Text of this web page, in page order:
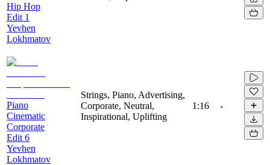
Hip Hop
Edit 1
Yevhen
Lokhmatov
Piano
Cinematic
Corporate
Edit 6
Yevhen
Lokhmatov
Strings, Piano, Advertising,
Corporate, Neutral,
Inspirational, Uplifting
1:16 -